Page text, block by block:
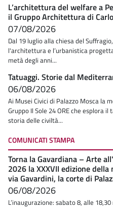
L’architettura del welfare a
il Gruppo Architettura di
07/08/2026
Dal 19 luglio alla chiesa del
l'architettura e l’urbanistica
metà degli anni...
Tatuaggi. Storie dal
06/08/2026
Ai Musei Civici di Palazzo Mosca la
Gruppo Il Sole 24 ORE che esplora
storia delle civiltà...
COMUNICATI STAMPA
Torna la Gavardiana – Arte
2026 la XXXVII edizione
via Gavardini, la corte di
06/08/2026
L’inaugurazione: sabato 8, alle